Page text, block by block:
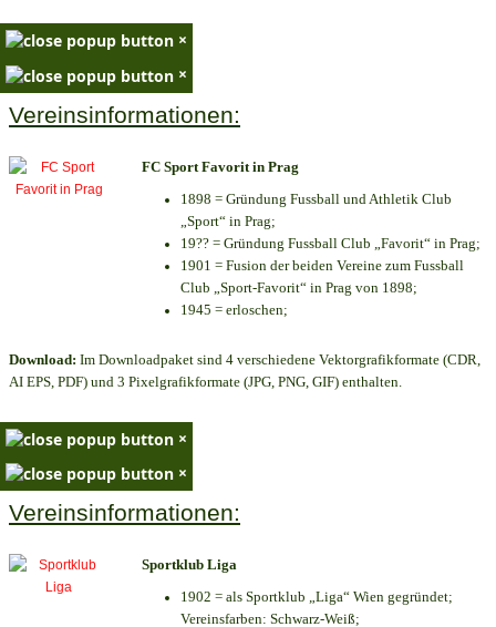
×
×
Vereinsinformationen:
FC Sport Favorit in Prag
1898 = Gründung Fussball und Athletik Club
„Sport“ in Prag;
19?? = Gründung Fussball Club „Favorit“ in Prag;
1901 = Fusion der beiden Vereine zum Fussball
Club „Sport-Favorit“ in Prag von 1898;
1945 = erloschen;
Download: Im Downloadpaket sind 4 verschiedene Vektorgrafikformate (CDR,
AI EPS, PDF) und 3 Pixelgrafikformate (JPG, PNG, GIF) enthalten.
×
×
Vereinsinformationen:
Sportklub Liga
1902 = als Sportklub „Liga“ Wien gegründet;
Vereinsfarben: Schwarz-Weiß;